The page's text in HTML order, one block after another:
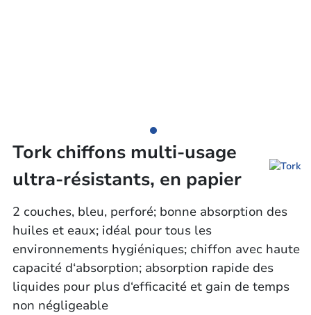
Tork chiffons multi-usage
ultra-résistants, en papier
2 couches, bleu, perforé; bonne absorption des
huiles et eaux; idéal pour tous les
environnements hygiéniques; chiffon avec haute
capacité d‘absorption; absorption rapide des
liquides pour plus d‘efficacité et gain de temps
non négligeable